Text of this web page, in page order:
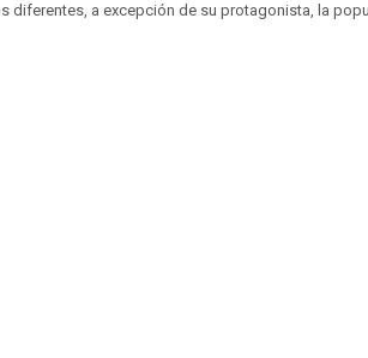
diferentes, a excepción de su protagonista, la